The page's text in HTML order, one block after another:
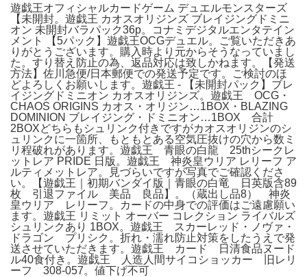
遊戯王オフィシャルカードゲーム デュエルモンスターズ
【未開封。遊戯王 カオスオリジンズ ブレイジングドミニ
オン 未開封バラパック36p。コナミデジタルエンタテイン
メント 【5パック】遊戯王OCGデュエル。ご覧いただきあ
りがとうございます。購入時より元からそうなっていまし
た。すり替え防止の為、返品対応は致しかねます。【発送
方法】佐川急便/日本郵便での発送予定です。ご検討のほ
どよろしくお願いします。遊戯王 - 【未開封パック】ブレ
イジングドミニオン カオスオリジンズ。遊戯王 OCG・
CHAOS ORIGINS カオス・オリジン…1BOX・BLAZING
DOMINION ブレイジング・ドミニオン…1BOX 合計
2BOXどちらもシュリンク付きですがカオスオリジンのシ
ュリンクに一箇所、もともとある空気圧抜けの穴から数ミ
リ程破れがあります。遊戯王 青眼の白龍 25thシークレ
ットレア PRIDE 日版。遊戯王 神炎皇ウリア レリーフ ア
ルティメットレア。見づらいですが写真でご確認くださ
い。【遊戯王｜初期バンダイ版｜青眼の白竜 日英版含89
枚 引退ファイル 美品 良品】。（蔵出し品8） 神炎
皇ウリア レリーフ。カードの中身での評価はご遠慮願い
ます。遊戯王 リミット オーバー コレクション ライバルズ
シュリンクあり 1BOX。遊戯王 スカーレッド・ノヴァ・
ドラゴン プリシク。折れ・濡れ防止対策をしたうえで発
送させていただきます。遊戯王 カード 日清食品ヌード
ル40食付き。遊戯王 人造人間サイコショッカー 旧レリ
ーフ 308-057。値下げ不可